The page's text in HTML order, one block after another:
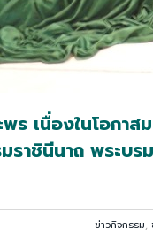
เนื่องในโอกาส
ราชินีนาถ พระบร
ข่าวกิจกรรม,